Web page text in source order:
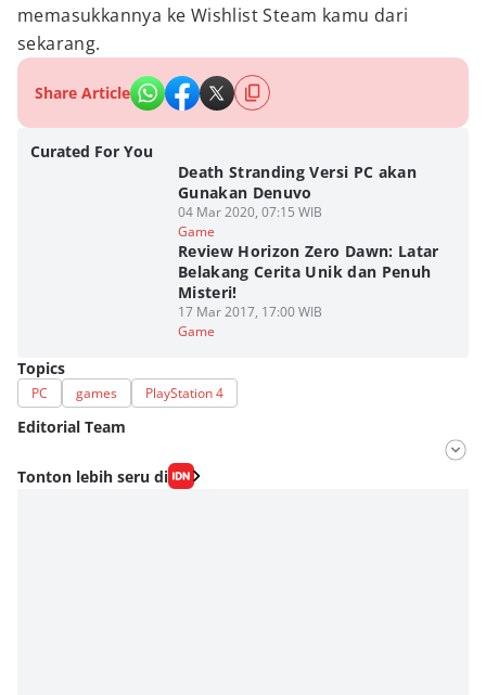
memasukkannya ke Wishlist Steam kamu dari
sekarang.
Share Article
Curated For You
Death Stranding Versi PC akan
Gunakan Denuvo
04 Mar 2020, 07:15 WIB
Game
Review Horizon Zero Dawn: Latar
Belakang Cerita Unik dan Penuh
Misteri!
17 Mar 2017, 17:00 WIB
Game
Topics
PC games PlayStation 4
Editorial Team
Editor
Tonton lebih seru di